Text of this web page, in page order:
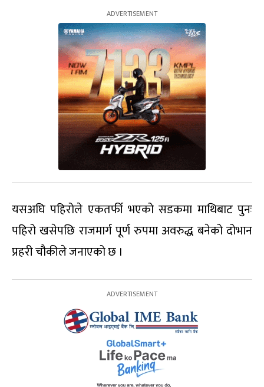
यसअघि पहिरोले एकतर्फी भएको सडकमा माथिबाट पुनः
पहिरो खसेपछि राजमार्ग पूर्ण रुपमा अवरुद्ध बनेको दोभान
प्रहरी चौकीले जनाएको छ ।